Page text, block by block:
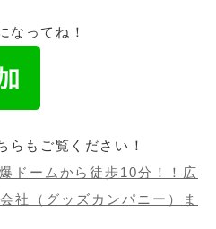
なってね！
らもご覧ください！
ドームから徒歩10分！！広
社（グッズカンパニー）ま